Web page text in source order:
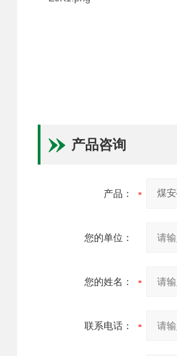
产品咨询
产品：
您的单位：
您的姓名：
联系电话：